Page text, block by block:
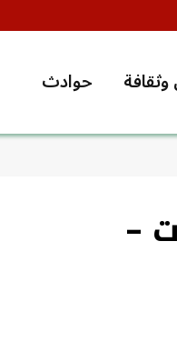
حوادث
–